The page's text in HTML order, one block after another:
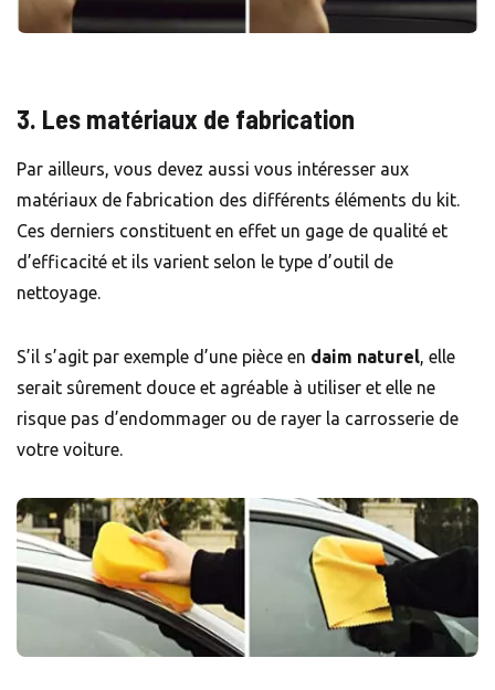
3. Les matériaux de fabrication
Par ailleurs, vous devez aussi vous intéresser aux
matériaux de fabrication des différents éléments du kit.
Ces derniers constituent en effet un gage de qualité et
d’efficacité et ils varient selon le type d’outil de
nettoyage.
S’il s’agit par exemple d’une pièce en daim naturel, elle
serait sûrement douce et agréable à utiliser et elle ne
risque pas d’endommager ou de rayer la carrosserie de
votre voiture.